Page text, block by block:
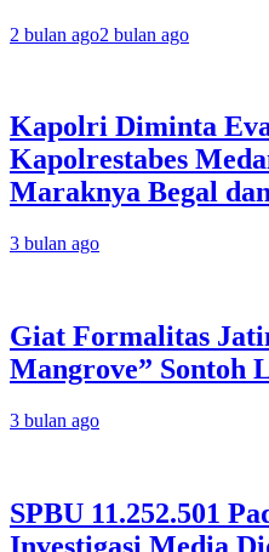
2 bulan ago2 bulan ago
Kapolri Diminta
Kapolrestabes
Maraknya Begal
3 bulan ago
Giat Formalitas
Mangrove” Sontoh
3 bulan ago
SPBU 11.252.501